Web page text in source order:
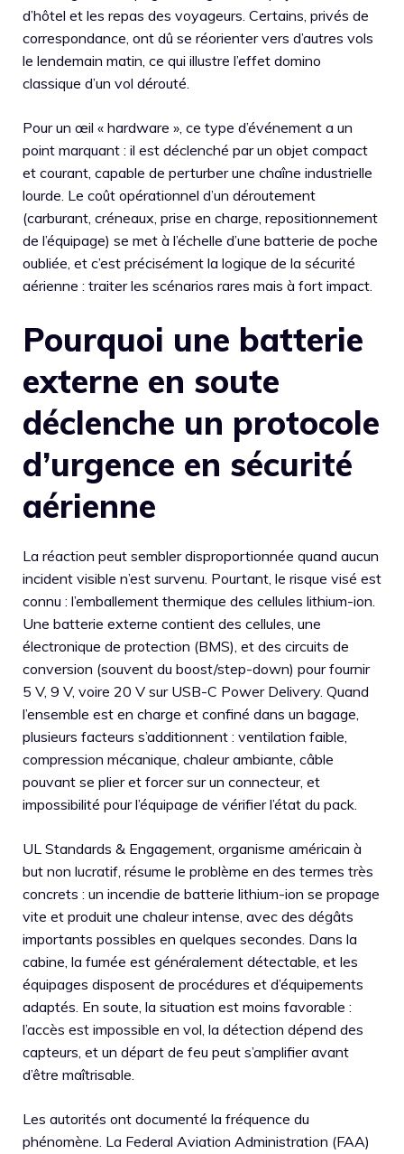
d’hôtel et les repas des voyageurs. Certains, privés de
correspondance, ont dû se réorienter vers d’autres vols
le lendemain matin, ce qui illustre l’effet domino
classique d’un vol dérouté.
Pour un œil « hardware », ce type d’événement a un
point marquant : il est déclenché par un objet compact
et courant, capable de perturber une chaîne industrielle
lourde. Le coût opérationnel d’un déroutement
(carburant, créneaux, prise en charge, repositionnement
de l’équipage) se met à l’échelle d’une batterie de poche
oubliée, et c’est précisément la logique de la sécurité
aérienne : traiter les scénarios rares mais à fort impact.
Pourquoi une batterie
externe en soute
déclenche un protocole
d’urgence en sécurité
aérienne
La réaction peut sembler disproportionnée quand aucun
incident visible n’est survenu. Pourtant, le risque visé est
connu : l’emballement thermique des cellules lithium-ion.
Une batterie externe contient des cellules, une
électronique de protection (BMS), et des circuits de
conversion (souvent du boost/step-down) pour fournir
5 V, 9 V, voire 20 V sur USB-C Power Delivery. Quand
l’ensemble est en charge et confiné dans un bagage,
plusieurs facteurs s’additionnent : ventilation faible,
compression mécanique, chaleur ambiante, câble
pouvant se plier et forcer sur un connecteur, et
impossibilité pour l’équipage de vérifier l’état du pack.
UL Standards & Engagement, organisme américain à
but non lucratif, résume le problème en des termes très
concrets : un incendie de batterie lithium-ion se propage
vite et produit une chaleur intense, avec des dégâts
importants possibles en quelques secondes. Dans la
cabine, la fumée est généralement détectable, et les
équipages disposent de procédures et d’équipements
adaptés. En soute, la situation est moins favorable :
l’accès est impossible en vol, la détection dépend des
capteurs, et un départ de feu peut s’amplifier avant
d’être maîtrisable.
Les autorités ont documenté la fréquence du
phénomène. La Federal Aviation Administration (FAA)